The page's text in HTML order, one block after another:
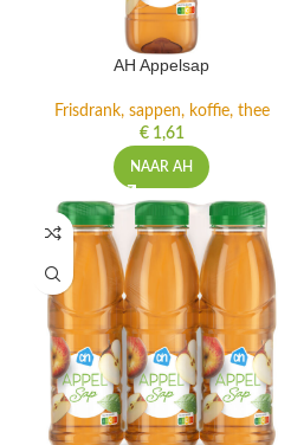
AH Appelsap
Frisdrank, sappen, koffie, thee
€1,61
NAAR AH